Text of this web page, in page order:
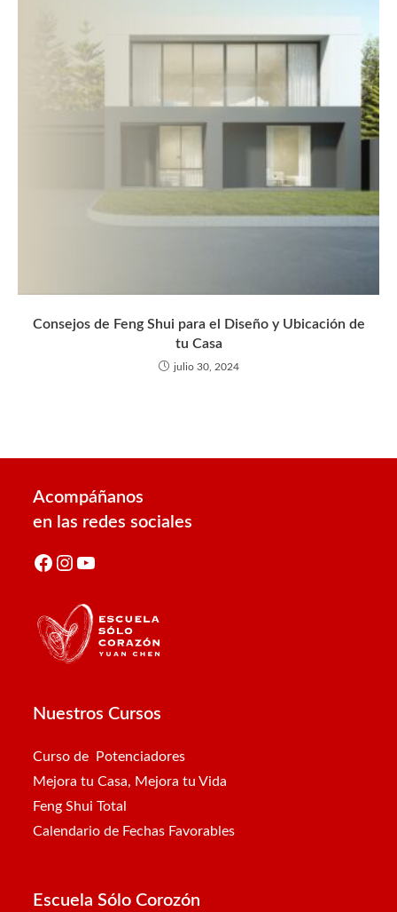
Consejos de Feng Shui para el Diseño y Ubicación de
tu Casa
julio 30, 2024
Acompáñanos
en las redes sociales
Facebook
Instagram
YouTube
Nuestros Cursos
Curso de Potenciadores
Mejora tu Casa, Mejora tu Vida
Feng Shui Total
Calendario de Fechas Favorables
Escuela Sólo Corozón